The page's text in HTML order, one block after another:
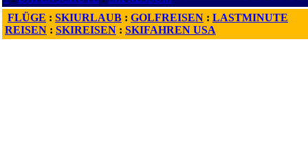
FLÜGE : SKIURLAUB : GOLFREISEN : LASTMINUTE
REISEN : SKIREISEN : SKIFAHREN USA